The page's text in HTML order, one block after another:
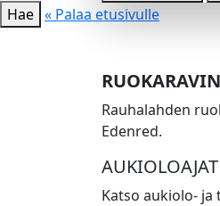
Hae « Palaa etusivulle
Rauhalahden
Edenred.
AUKIOLOAJAT
Katso aukiolo-